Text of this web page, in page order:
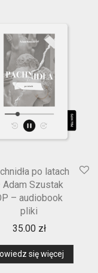
po latach
Adam Szustak
– audiobook
pliki
35.00 zł
się więcej